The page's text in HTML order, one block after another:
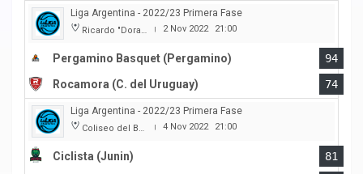
Liga Argentina - 2022/23 Primera Fase
Ricardo "Dorado" Merlo (Club Juventud) | 2 Nov 2022 21:00
Pergamino Basquet (Pergamino)
94
Rocamora (C. del Uruguay)
74
Liga Argentina - 2022/23 Primera Fase
Coliseo del Boulevard | 4 Nov 2022 21:00
Ciclista (Junin)
81